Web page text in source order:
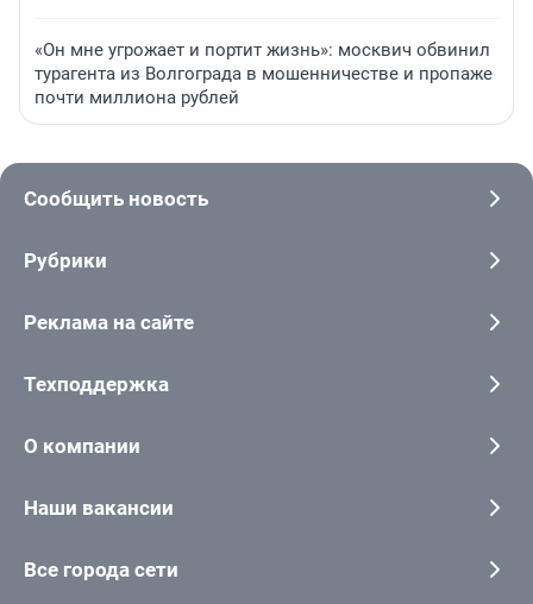
«Он мне угрожает и портит жизнь»: москвич обвинил
турагента из Волгограда в мошенничестве и пропаже
почти миллиона рублей
Сообщить новость
Рубрики
Реклама на сайте
Техподдержка
О компании
Наши вакансии
Все города сети